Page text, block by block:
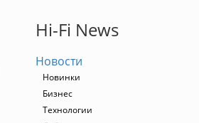
Hi-Fi News
Новости
Новинки
Бизнес
Технологии